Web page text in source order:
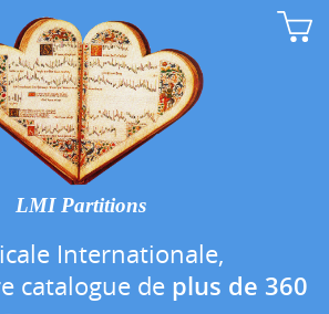
LMI Partitions
Internationale,
catalogue de plus de 360